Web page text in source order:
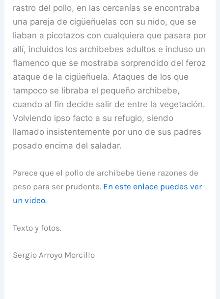
rastro del pollo, en las cercanías se encontraba
una pareja de cigüeñuelas con su nido, que se
liaban a picotazos con cualquiera que pasara por
allí, incluidos los archibebes adultos e incluso un
flamenco que se mostraba sorprendido del feroz
ataque de la cigüeñuela. Ataques de los que
tampoco se libraba el pequeño archibebe,
cuando al fin decide salir de entre la vegetación.
Volviendo ipso facto a su refugio, siendo
llamado insistentemente por uno de sus padres
posado encima del saladar.
Parece que el pollo de archibebe tiene razones de
peso para ser prudente. En este enlace puedes ver
un video.
Texto y fotos.
Sergio Arroyo Morcillo